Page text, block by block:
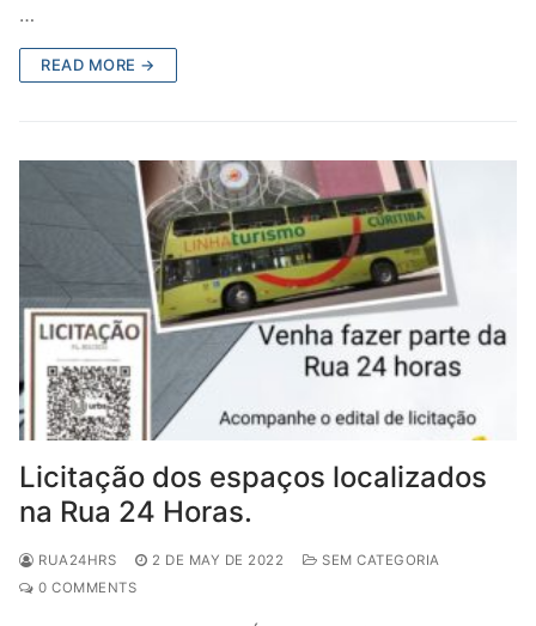
…
READ MORE →
Licitação dos espaços localizados
na Rua 24 Horas.
RUA24HRS 2 DE MAY DE 2022
SEM CATEGORIA
0 COMMENTS